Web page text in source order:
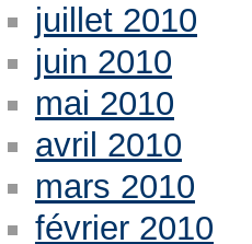
juillet 2010
juin 2010
mai 2010
avril 2010
mars 2010
février 2010